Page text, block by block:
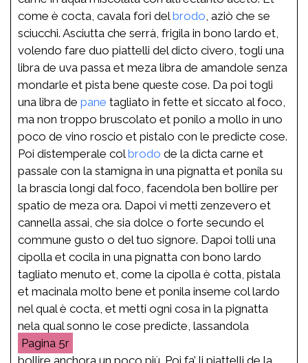
come è cocta, cavala fori delbrodo , aziò che se
sciucchi. Asciutta che serrà, frigila in bono lardo et,
volendo fare duo piattelli del dicto civero, togli una
libra de uva passa et meza libra de amandole senza
mondarle et pista bene queste cose. Da poi togli
una libra de pane tagliato in fette et siccato al foco,
ma non troppo bruscolato et ponilo a mollo in uno
poco de vino roscio et pistalo con le predicte cose.
Poi distemperale colbrodo de la dicta carne et
passale con la stamigna in una pignatta et ponila su
la brascia longi dal foco, facendola ben bollire per
spatio de meza ora. Dapoi vi metti zenzevero et
cannella assai, che sia dolce o forte secundo el
commune gusto o del tuo signore. Dapoi tolli una
cipolla et cocila in una pignatta con bono lardo
tagliato menuto et, come la cipolla è cotta, pistala
et macinala molto bene et ponila inseme col lardo
nel qual è cocta, et metti ogni cosa in la pignatta
nela qual sonno le cose predicte, lassandola
5r
bollire anchora un poco più. Poi fa’ li piattelli de la